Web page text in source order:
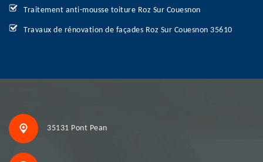
Traitement anti-mousse toiture Roz Sur Couesnon
Travaux de rénovation de façades Roz Sur Couesnon 35610
35131 Pont Pean